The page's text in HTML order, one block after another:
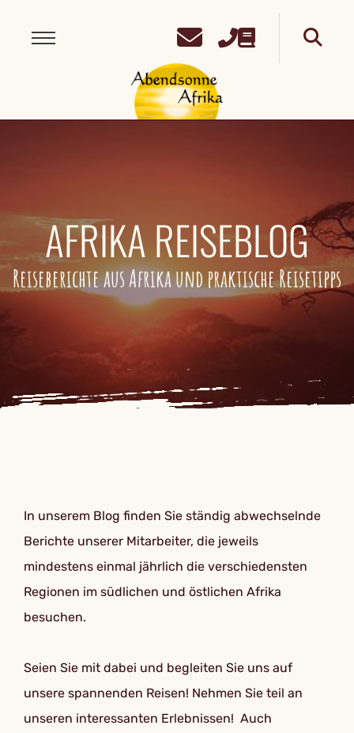
AFRIKA REISEBLOG
Reiseberichte aus Afrika und praktische Reisetipps
In unserem Blog finden Sie ständig abwechselnde
Berichte unserer Mitarbeiter, die jeweils
mindestens einmal jährlich die verschiedensten
Regionen im südlichen und östlichen Afrika
besuchen.
Seien Sie mit dabei und begleiten Sie uns auf
unsere spannenden Reisen! Nehmen Sie teil an
unseren interessanten Erlebnissen! Auch